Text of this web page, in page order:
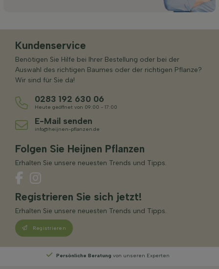
Kundenservice
Benötigen Sie Hilfe bei Ihrer Bestellung oder bei der
Auswahl des richtigen Baumes oder der richtigen Pflanze?
Wir sind für Sie da!
0283 192 630 06
Heute geöffnet von 09:00 - 17:00
E-Mail senden
info@heijnen-pflanzen.de
Folgen Sie Heijnen Pflanzen
Erhalten Sie unsere neuesten Trends und Tipps.
Registrieren Sie sich jetzt!
Erhalten Sie unsere neuesten Trends und Tipps.
Registrieren
Persönliche Beratung von unseren Experten